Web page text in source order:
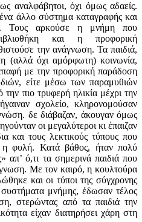
αναλφάβητοι, όχι όμως αδαείς.
άλλο σύστημα καταγραφής και
Τους αρκούσε η μνήμη που
και η προφορική
την ανάγνωση. Τα παιδιά,
(αλλά όχι αμόρφωτη) κοινωνία,
με την προφορική παράδοση
είτε μέσω των παραμυθιών
πιο τρυφερή ηλικία μέχρι την
σχολείο, κληρονομούσαν
δε διάβαζαν, άκουγαν όμως
οι μεγαλύτεροι κι έπαιζαν
και τους λεκτικούς τύπους που
η φυλή. Κατά βάθος, ήταν πολύ
απ’ ό,τι τα σημερινά παιδιά που
Με τον καιρό, η κουλτούρα
και οι τύποι της σύγχρονης
μνήμης, έδωσαν τέλος
στερώντας από τα παιδιά την
είχαν διατηρήσει χάρη στη